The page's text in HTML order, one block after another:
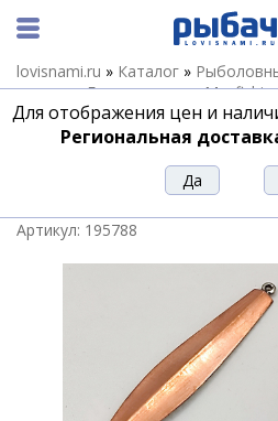
lovisnami.ru » Каталог »
зимние»Блесны зимние
Maxfishing Тяпков» Зимняя
подвес 50мм медь-нейзильбер
Зимняя блесна
подвес 50мм медь-
Артикул: 195788
Для отображения цен и
Региональная